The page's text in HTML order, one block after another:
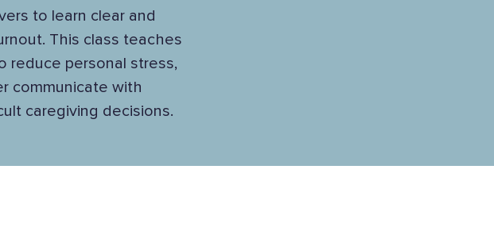
to learn clear and
This class teaches
reduce personal stress,
communicate with
caregiving decisions.